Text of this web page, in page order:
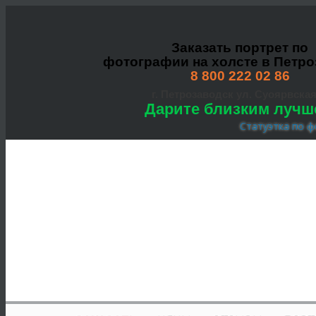
Заказать портрет по
фотографии на холсте в
8 800 222 02 86
Дарите близким
Статуэтка по